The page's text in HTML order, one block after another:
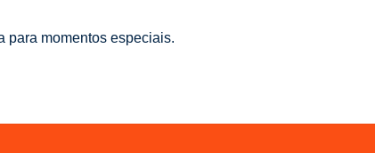
para momentos especiais.